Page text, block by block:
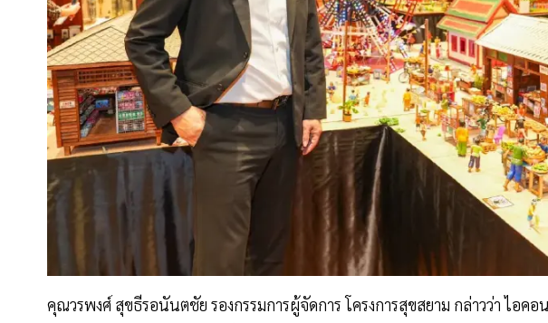
คุณวรพงศ์ สุขธีรอนันตชัย รองกรรมการผู้จัดการ โครงการสุขสยาม กล่าวว่า ไอค